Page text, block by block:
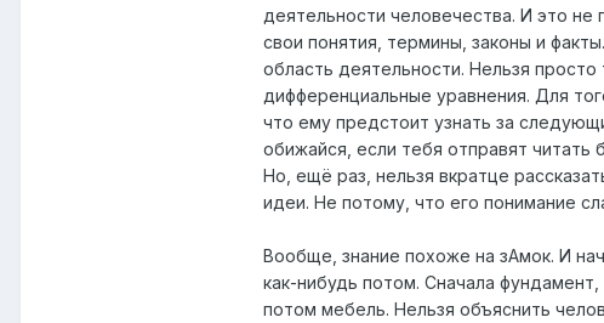
деятельности человечества. И это не
свои понятия, термины, законы и
область деятельности. Нельзя просто
дифференциальные уравнения. Для
что ему предстоит узнать за
обижайся, если тебя отправят
Но, ещё раз, нельзя вкратце
идеи. Не потому, что его понимание
Вообще, знание похоже на зАмок. И
как-нибудь потом. Сначала
потом мебель. Нельзя объяснить